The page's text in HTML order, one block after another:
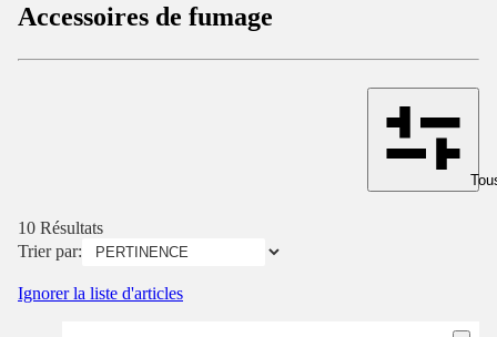
Accessoires de fumage
10 Résultats
Trier par:
Ignorer la liste d'articles